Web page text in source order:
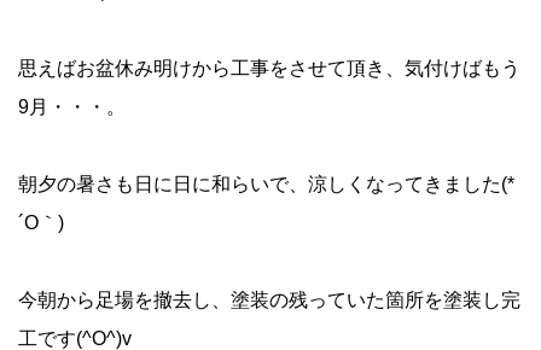
思えばお盆休み明けから工事をさせて頂き、気付けばもう
9月・・・。
朝夕の暑さも日に日に和らいで、涼しくなってきました(*
´O｀)
今朝から足場を撤去し、塗装の残っていた箇所を塗装し完
工です(^O^)v